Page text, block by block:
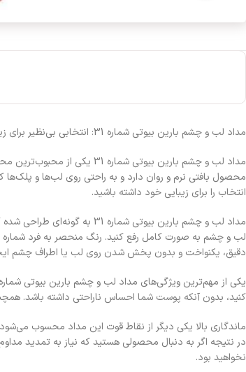
مداد لب و چشم بارین بیوتی شماره 31: انتخابی بی‌نظیر برای زیبایی چهره شما
مداد لب و چشم بارین بیوتی
انتخاب را برای زیبایی خود داشته باشید.
مداد لب و چشم بارین
دقیق، یکنواخت و بدون پخش شدن روی لب یا اطراف چشم
کنید، بدون آنکه پوست شما احساس ناراحتی داشته باشد.
در نتیجه اگر به دنبال محصولی هستید که نیاز به تمدید
نخواهید بود.